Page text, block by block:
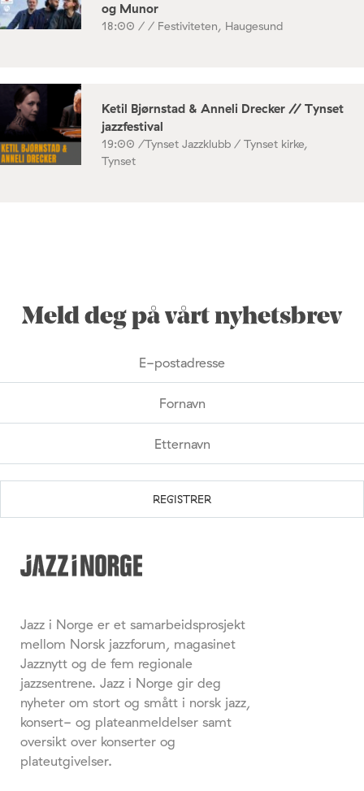
og Munor
18:00 / / Festiviteten, Haugesund
Ketil Bjørnstad & Anneli Drecker // Tynset
jazzfestival
19:00 /Tynset Jazzklubb / Tynset kirke,
Tynset
Meld deg på vårt nyhetsbrev
Jazz i Norge er et samarbeidsprosjekt
mellom Norsk jazzforum, magasinet
Jazznytt og de fem regionale
jazzsentrene. Jazz i Norge gir deg
nyheter om stort og smått i norsk jazz,
konsert- og plateanmeldelser samt
oversikt over konserter og
plateutgivelser.